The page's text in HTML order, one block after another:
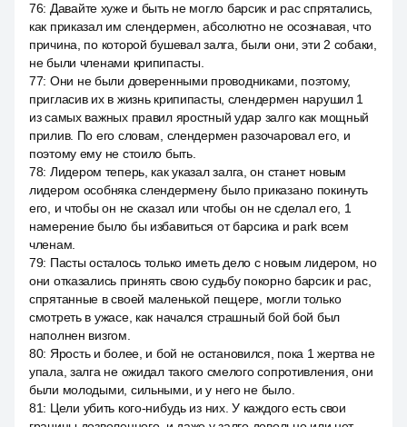
76: Давайте хуже и быть не могло барсик и pac спрятались,
как приказал им слендермен, абсолютно не осознавая, что
причина, по которой бушевал залга, были они, эти 2 собаки,
не были членами крипипасты.
77: Они не были доверенными проводниками, поэтому,
пригласив их в жизнь крипипасты, слендермен нарушил 1
из самых важных правил яростный удар залго как мощный
прилив. По его словам, слендермен разочаровал его, и
поэтому ему не стоило быть.
78: Лидером теперь, как указал залга, он станет новым
лидером особняка слендермену было приказано покинуть
его, и чтобы он не сказал или чтобы он не сделал его, 1
намерение было бы избавиться от барсика и park всем
членам.
79: Пасты осталось только иметь дело с новым лидером, но
они отказались принять свою судьбу покорно барсик и pac,
спрятанные в своей маленькой пещере, могли только
смотреть в ужасе, как начался страшный бой бой был
наполнен визгом.
80: Ярость и более, и бой не остановился, пока 1 жертва не
упала, залга не ожидал такого смелого сопротивления, они
были молодыми, сильными, и у него не было.
81: Цели убить кого-нибудь из них. У каждого есть свои